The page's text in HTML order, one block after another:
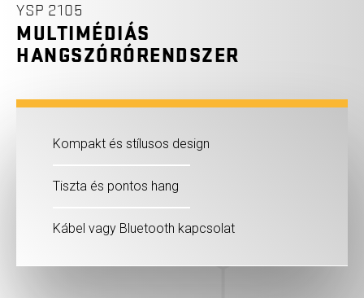
YSP 2105
MULTIMÉDIÁS
HANGSZÓRÓRENDSZER
Kompakt és stílusos design
Tiszta és pontos hang
Kábel vagy Bluetooth kapcsolat